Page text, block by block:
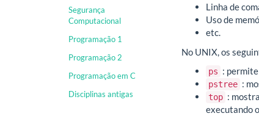
Segurança
Computacional
Programação 1
Programação 2
Programação em C
Disciplinas antigas
Linha de
Uso de
etc.
No UNIX, os
ps :
pstree :
top :
executando